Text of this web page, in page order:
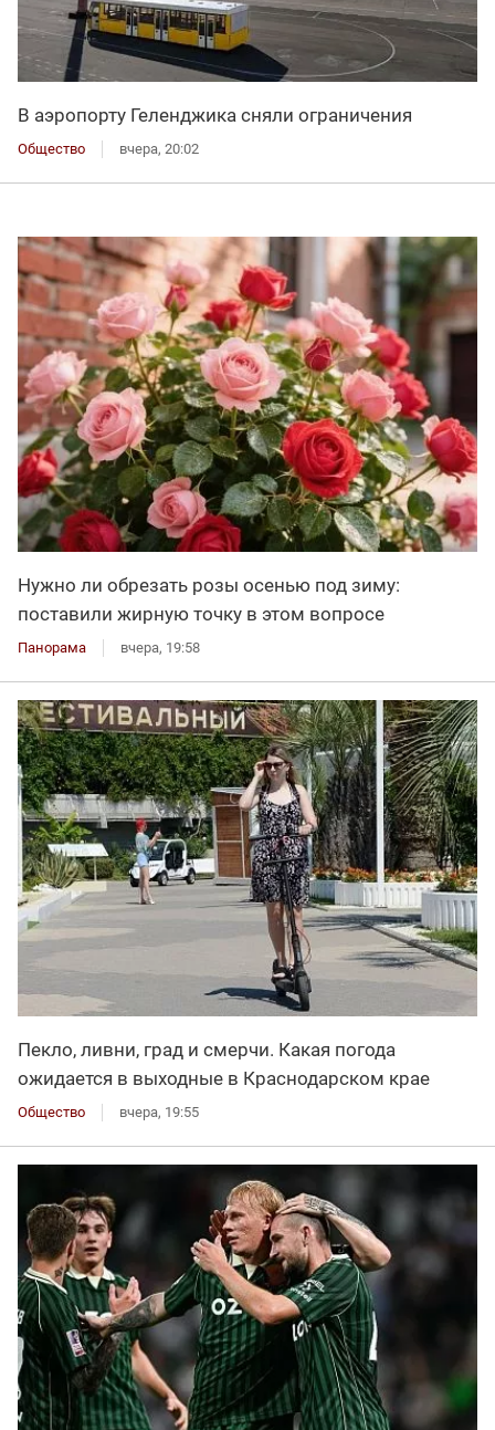
В аэропорту Геленджика сняли ограничения
Общество вчера, 20:02
Нужно ли обрезать розы осенью под зиму:
поставили жирную точку в этом вопросе
Панорама вчера, 19:58
Пекло, ливни, град и смерчи. Какая погода
ожидается в выходные в Краснодарском крае
Общество вчера, 19:55